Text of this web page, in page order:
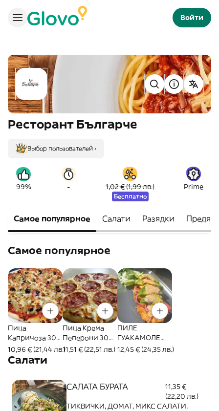
Войти
Ресторант Българче
Выбор пользователей ›
99% - 1,02 € (1,99 лв.)
Бесплатно
Prime
Самое популярное Салати Разядки
Самое популярное
Пица
Капричоза 30
см.
10,96 € (21,44 лв.)
Пица Крема
Пеперони 30
см.
11,51 € (22,51 лв.)
ПИЛЕ
ГУАКАМОЛЕ
350г
12,45 € (24,35 лв.)
Салати
САЛАТА БУРАТА
11,35 €
(22,20 лв.)
ТИКВИЧКИ, ДОМАТ, МИКС САЛАТИ,